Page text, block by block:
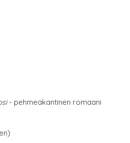
- pehmeäkantinen romaani